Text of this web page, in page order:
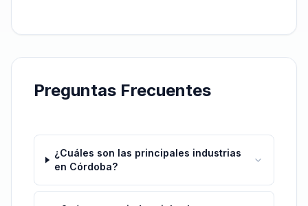
Preguntas Frecuentes
¿Cuáles son las principales industrias
en Córdoba?